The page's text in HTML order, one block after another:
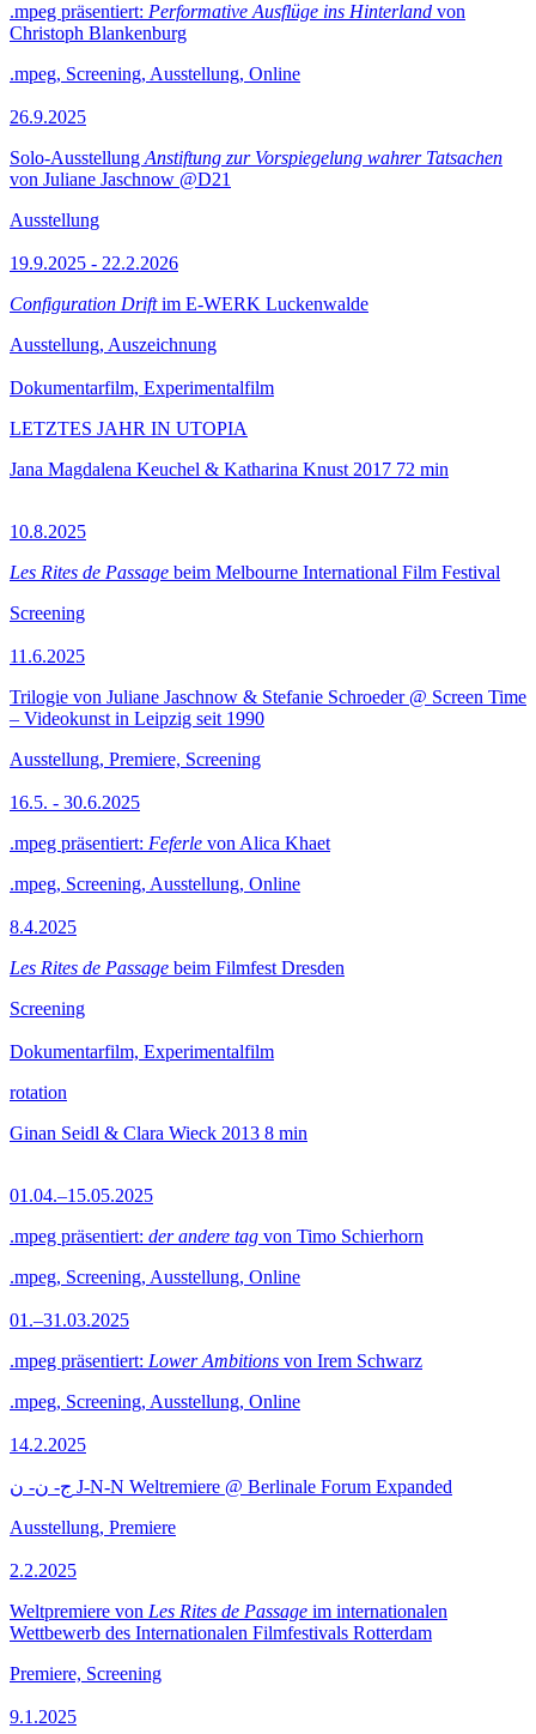
.mpeg präsentiert: Performative Ausflüge ins Hinterland von
Christoph Blankenburg
.mpeg, Screening, Ausstellung, Online
26.9.2025
Solo-Ausstellung Anstiftung zur Vorspiegelung wahrer Tatsachen
von Juliane Jaschnow @D21
Ausstellung
19.9.2025 - 22.2.2026
Configuration Driftim E-WERK Luckenwalde
Ausstellung, Auszeichnung
Dokumentarfilm, Experimentalfilm
LETZTES JAHR IN UTOPIA
Jana Magdalena Keuchel & Katharina Knust 2017 72 min
10.8.2025
Les Rites de Passage beim Melbourne International Film Festival
Screening
11.6.2025
Trilogie von Juliane Jaschnow & Stefanie Schroeder @ Screen Time
– Videokunst in Leipzig seit 1990
Ausstellung, Premiere, Screening
16.5. - 30.6.2025
.mpeg präsentiert: Feferle von Alica Khaet
.mpeg, Screening, Ausstellung, Online
8.4.2025
Les Rites de Passage beim Filmfest Dresden
Screening
Dokumentarfilm, Experimentalfilm
rotation
Ginan Seidl & Clara Wieck 2013 8 min
01.04.–15.05.2025
.mpeg präsentiert: der andere tag von Timo Schierhorn
.mpeg, Screening, Ausstellung, Online
01.–31.03.2025
.mpeg präsentiert: Lower Ambitions von Irem Schwarz
.mpeg, Screening, Ausstellung, Online
14.2.2025
ج- ن- ن J-N-N Weltremiere @ Berlinale Forum Expanded
Ausstellung, Premiere
2.2.2025
Weltpremiere von Les Rites de Passage im internationalen
Wettbewerb des Internationalen Filmfestivals Rotterdam
Premiere, Screening
9.1.2025